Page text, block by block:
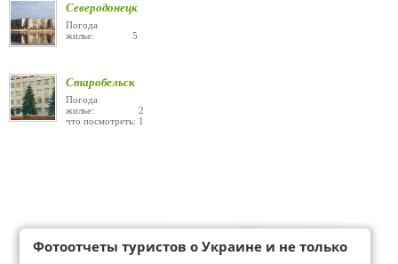
Северодонецк
Погода
жилье: 5
Старобельск
Погода
жилье: 2
что посмотреть: 1
Фотоотчеты туристов о Украине и не только